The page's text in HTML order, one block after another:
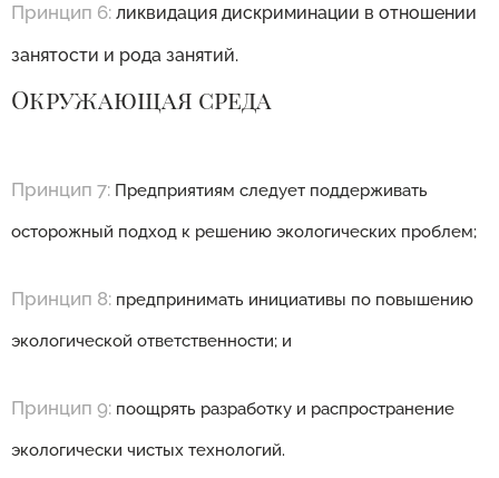
Принцип 6: ликвидация дискриминации в отношении
занятости и рода занятий.
Окружающая среда
Принцип 7: Предприятиям следует поддерживать
осторожный подход к решению экологических проблем;
Принцип 8: предпринимать инициативы по повышению
экологической ответственности; и
Принцип 9: поощрять разработку и распространение
экологически чистых технологий.